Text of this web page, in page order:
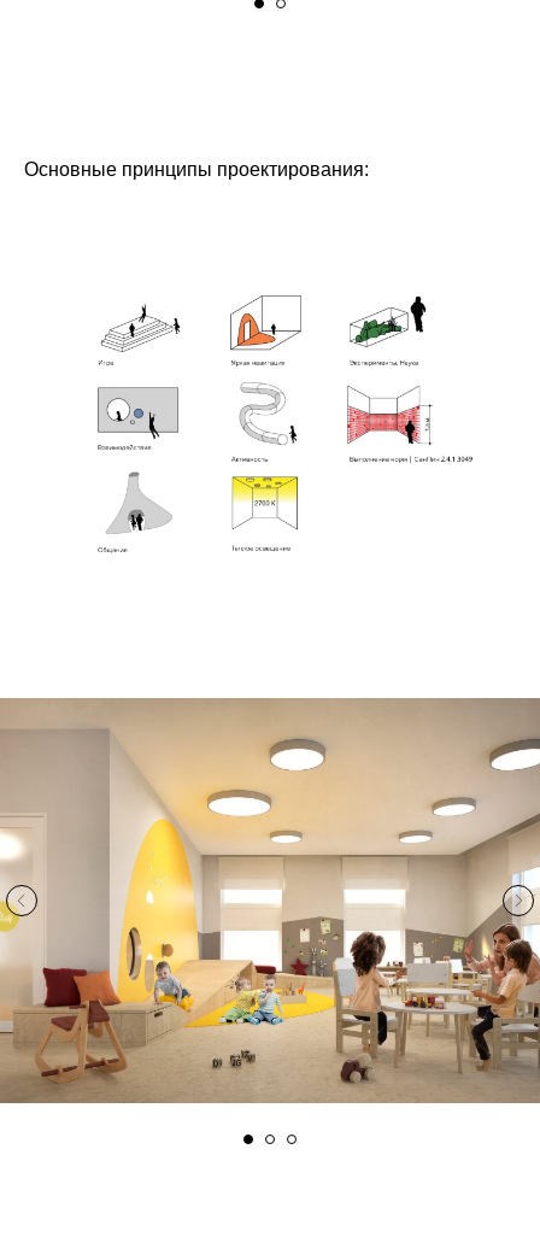
Основные принципы проектирования: